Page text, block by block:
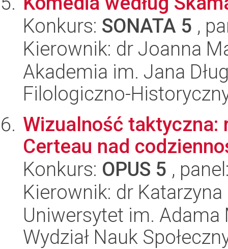
Konkurs: SONATA 5 ,
Kierownik: dr Joanna
Akademia im. Jana
Filologiczno-
Wizualność
Certeau nad
Konkurs: OPUS 5 ,
Kierownik: dr
Uniwersytet im.
Wydział Nauk